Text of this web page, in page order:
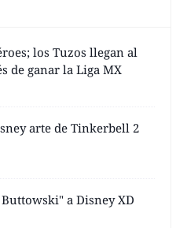
los Tuzos llegan al
de ganar la Liga MX
arte de Tinkerbell 2
a Disney XD